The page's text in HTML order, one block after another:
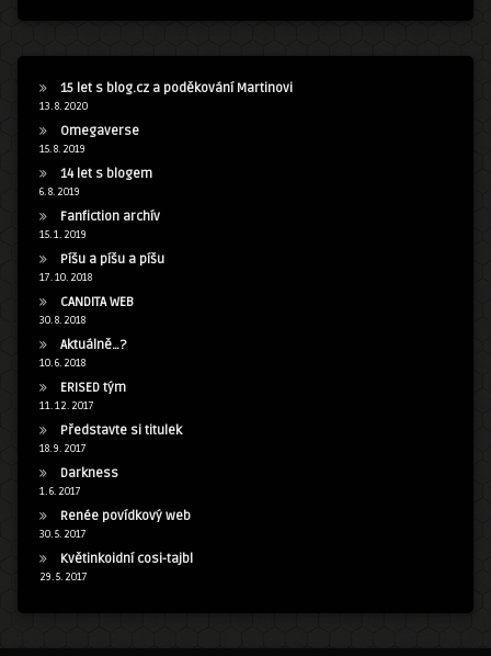
15 let s blog.cz a poděkování Martinovi
13. 8. 2020
Omegaverse
15. 8. 2019
14 let s blogem
6. 8. 2019
Fanfiction archív
15. 1. 2019
Píšu a píšu a píšu
17. 10. 2018
CANDITA WEB
30. 8. 2018
Aktuálně…?
10. 6. 2018
ERISED tým
11. 12. 2017
Představte si titulek
18. 9. 2017
Darkness
1. 6. 2017
Renée povídkový web
30. 5. 2017
Květinkoidní cosi-tajbl
29. 5. 2017